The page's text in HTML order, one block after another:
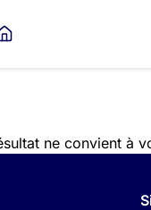
ne convient à